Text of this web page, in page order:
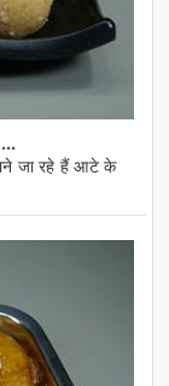
जा रहे हैं आटे के